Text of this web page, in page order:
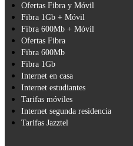
Ofertas Fibra y Móvil
Fibra 1Gb + Móvil
Fibra 600Mb + Móvil
Ofertas Fibra
Fibra 600Mb
Fibra 1Gb
Internet en casa
Internet estudiantes
Tarifas móviles
Internet segunda residencia
Tarifas Jazztel